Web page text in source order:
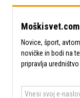
Novice, šport,
novičke in bodi na
pripravlja